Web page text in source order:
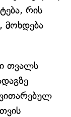
რის
მოხდება
თვალს